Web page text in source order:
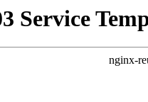
Service
nginx-